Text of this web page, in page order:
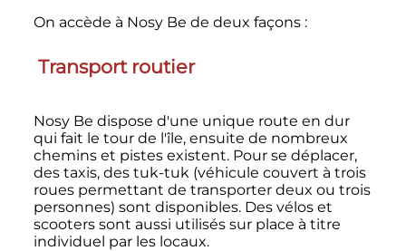
On accède à Nosy Be de deux façons :
Transport routier
Nosy Be dispose d'une unique route en dur
qui fait le tour de l'île, ensuite de nombreux
chemins et pistes existent. Pour se déplacer,
des taxis, des tuk-tuk (véhicule couvert à trois
roues permettant de transporter deux ou trois
personnes) sont disponibles. Des vélos et
scooters sont aussi utilisés sur place à titre
individuel par les locaux.